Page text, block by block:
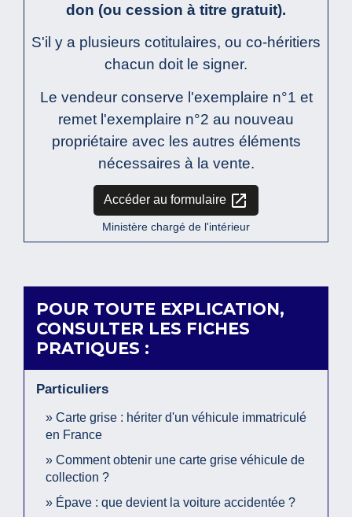
don (ou cession à titre gratuit).
S'il y a plusieurs cotitulaires, ou co-héritiers
chacun doit le signer.
Le vendeur conserve l'exemplaire n°1 et
remet l'exemplaire n°2 au nouveau
propriétaire avec les autres éléments
nécessaires à la vente.
Accéder au formulaire open_in_new
Ministère chargé de l'intérieur
POUR TOUTE EXPLICATION,
CONSULTER LES FICHES
PRATIQUES :
Particuliers
Carte grise : hériter d'un véhicule immatriculé
en France
Comment obtenir une carte grise véhicule de
collection ?
Épave : que devient la voiture accidentée ?